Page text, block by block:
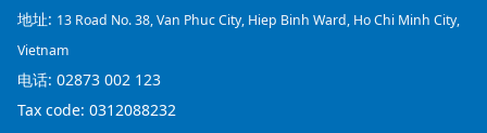
地址: 13 Road No. 38, Van Phuc City, Hiep Binh Ward, Ho Chi Minh City,
Vietnam
电话: 02873 002 123
Tax code: 0312088232